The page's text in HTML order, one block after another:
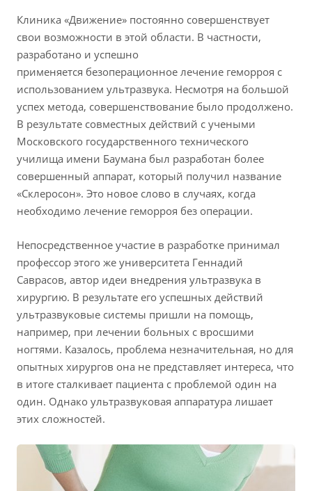
Клиника «Движение» постоянно совершенствует
свои возможности в этой области. В частности,
разработано и успешно
применяется безоперационное лечение геморроя с
использованием ультразвука. Несмотря на большой
успех метода, совершенствование было продолжено.
В результате совместных действий с учеными
Московского государственного технического
училища имени Баумана был разработан более
совершенный аппарат, который получил название
«Склеросон». Это новое слово в случаях, когда
необходимо лечение геморроя без операции.
Непосредственное участие в разработке принимал
профессор этого же университета Геннадий
Саврасов, автор идеи внедрения ультразвука в
хирургию. В результате его успешных действий
ультразвуковые системы пришли на помощь,
например, при лечении больных с вросшими
ногтями. Казалось, проблема незначительная, но для
опытных хирургов она не представляет интереса, что
в итоге сталкивает пациента с проблемой один на
один. Однако ультразвуковая аппаратура лишает
этих сложностей.